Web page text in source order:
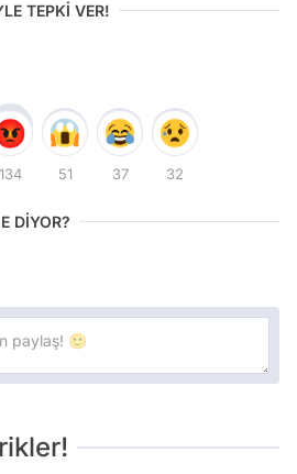
TEPKİ VER!
134 51 37 32
DİYOR?